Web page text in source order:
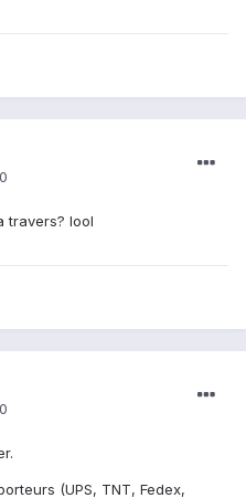
travers? lool
(UPS, TNT, Fedex,